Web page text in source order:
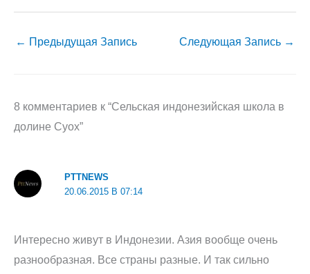
← Предыдущая Запись Следующая Запись →
8 комментариев к “Сельская индонезийская школа в
долине Суох”
PTTNEWS
20.06.2015 В 07:14
Интересно живут в Индонезии. Азия вообще очень
разнообразная. Все страны разные. И так сильно